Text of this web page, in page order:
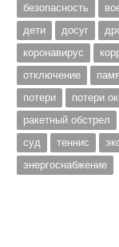
безопасность
дети
досуг
коронавирус
отключение
потери
потери
ракетный обстрел
суд
теннис
энергоснабжение